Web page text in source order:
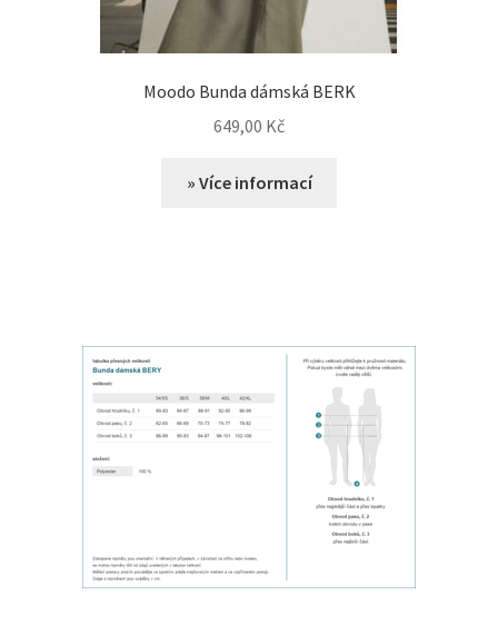
Moodo Bunda dámská BERK
649,00 Kč
» Více informací